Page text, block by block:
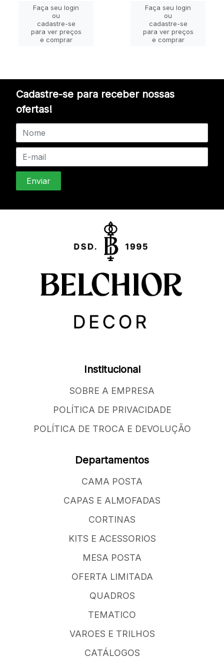
Faça seu login
ou
cadastre-se
para ver preços
e comprar
Faça seu login
ou
cadastre-se
para ver preços
e comprar
Cadastre-se para receber nossas
ofertas!
Institucional
SOBRE A EMPRESA
POLÍTICA DE PRIVACIDADE
POLÍTICA DE TROCA E DEVOLUÇÃO
Departamentos
CAMA POSTA
CAPAS E ALMOFADAS
CORTINAS
KITS E ACESSORIOS
MESA POSTA
OFERTA LIMITADA
QUADROS
TEMATICO
VAROES E TRILHOS
CATÁLOGOS